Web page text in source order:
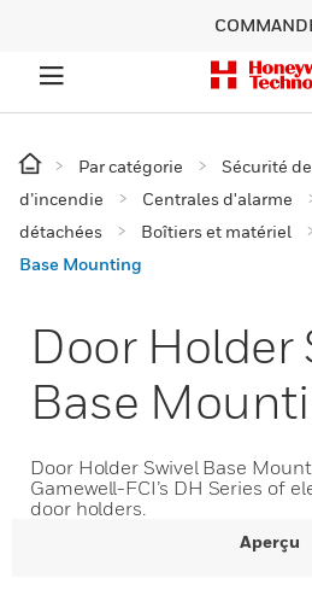
Par catégorie
Sécurité
d’incendie
Centrales d'alarme
détachées
Boîtiers et matériel
Base Mounting
Door Holder
Base
Door Holder Swivel Base
Gamewell-FCI’s DH Series of
door holders.
Aperçu